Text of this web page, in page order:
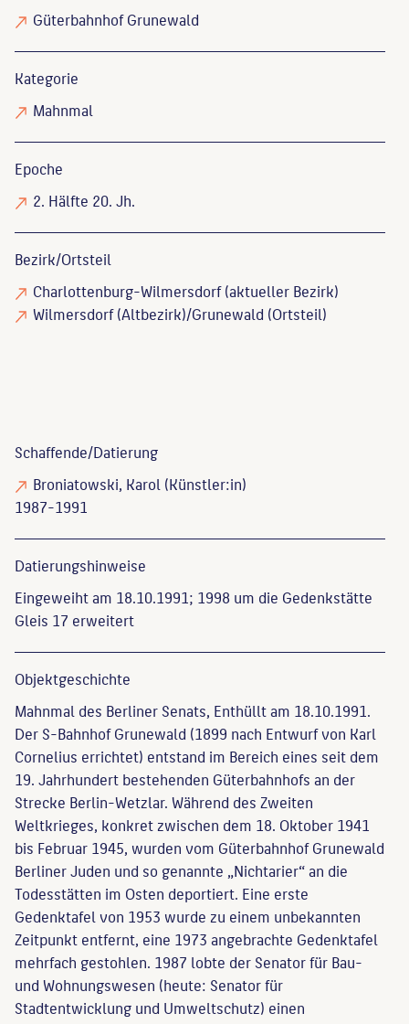
Güterbahnhof Grunewald
Kategorie
Mahnmal
Epoche
2. Hälfte 20. Jh.
Bezirk/Ortsteil
Charlottenburg-Wilmersdorf (aktueller Bezirk)
Wilmersdorf (Altbezirk)/Grunewald (Ortsteil)
Schaffende/Datierung
Broniatowski, Karol(Künstler:in)
1987-1991
Datierungs­hinweise
Eingeweiht am 18.10.1991; 1998 um die Gedenkstätte
Gleis 17 erweitert
Objekt­geschichte
Mahnmal des Berliner Senats, Enthüllt am 18.10.1991.
Der S-Bahnhof Grunewald (1899 nach Entwurf von Karl
Cornelius errichtet) entstand im Bereich eines seit dem
19. Jahrhundert bestehenden Güterbahnhofs an der
Strecke Berlin-Wetzlar. Während des Zweiten
Weltkrieges, konkret zwischen dem 18. Oktober 1941
bis Februar 1945, wurden vom Güterbahnhof Grunewald
Berliner Juden und so genannte „Nichtarier“ an die
Todesstätten im Osten deportiert. Eine erste
Gedenktafel von 1953 wurde zu einem unbekannten
Zeitpunkt entfernt, eine 1973 angebrachte Gedenktafel
mehrfach gestohlen. 1987 lobte der Senator für Bau-
und Wohnungswesen (heute: Senator für
Stadtentwicklung und Umweltschutz) einen